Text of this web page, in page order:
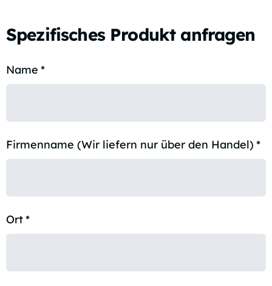
Spezifisches Produkt anfragen
Name *
Firmenname (Wir liefern nur über den Handel) *
Ort*